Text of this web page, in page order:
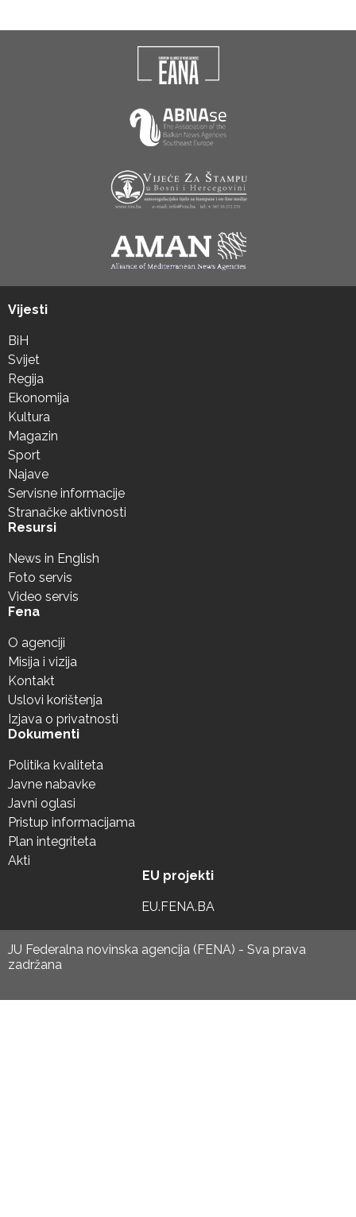
Vijesti
BiH
Svijet
Regija
Ekonomija
Kultura
Magazin
Sport
Najave
Servisne informacije
Stranačke aktivnosti
Resursi
News in English
Foto servis
Video servis
Fena
O agenciji
Misija i vizija
Kontakt
Uslovi korištenja
Izjava o privatnosti
Dokumenti
Politika kvaliteta
Javne nabavke
Javni oglasi
Pristup informacijama
Plan integriteta
Akti
EU projekti
EU.FENA.BA
JU Federalna novinska agencija (FENA) - Sva prava
zadržana